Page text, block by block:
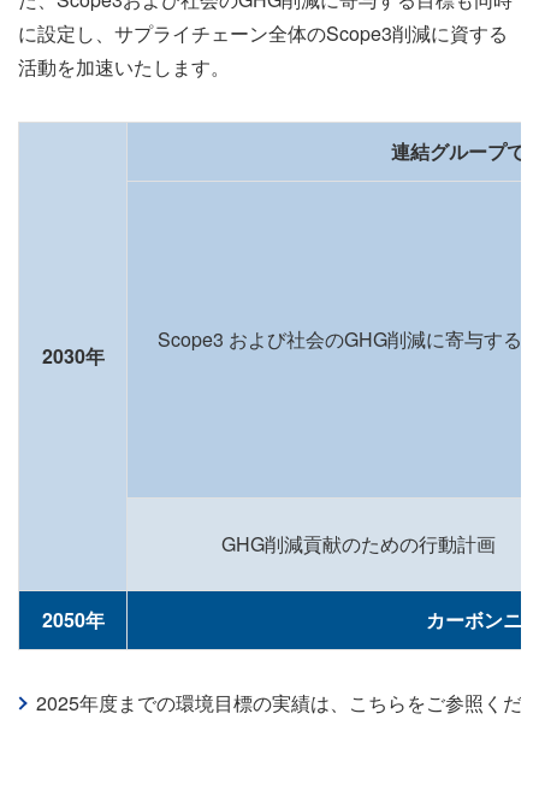
に設定し、サプライチェーン全体のScope3削減に資する
活動を加速いたします。
2030年
連結グループで
Scope3 および社会のGHG削減に寄与する
GHG削減貢献のための行動計画
2050年 カーボンニ
2025年度までの環境目標の実績は、こちらをご参照くだ